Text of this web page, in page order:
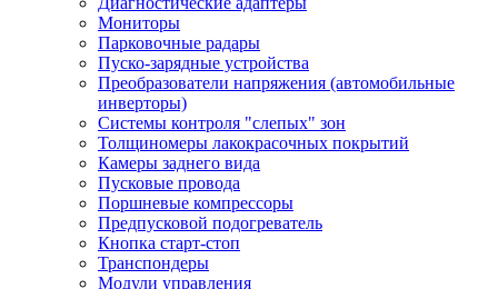
Мониторы
Парковочные радары
Пуско-зарядные устройства
Преобразователи напряжения (автомобильные
инверторы)
Системы контроля "слепых" зон
Толщиномеры лакокрасочных покрытий
Камеры заднего вида
Пусковые провода
Поршневые компрессоры
Предпусковой подогреватель
Кнопка старт-стоп
Транспондеры
Модули управления